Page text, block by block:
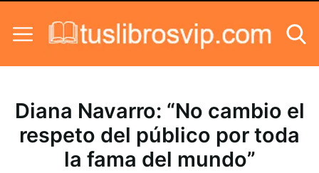
Diana Navarro: “No cambio el
respeto del público por toda
la fama del mundo”